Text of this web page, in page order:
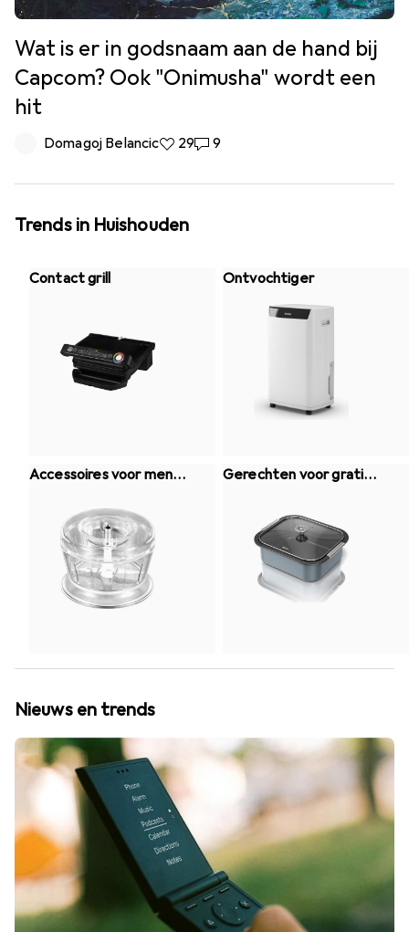
Wat is er in godsnaam aan de hand bij
Capcom? Ook "Onimusha" wordt een
hit
Domagoj Belancic29 Likes
299 Reacties
9
Trends in Huishouden
Contact grill Ontvochtiger
Accessoires voor meng
Gerechten voor gratin
Nieuws en trends